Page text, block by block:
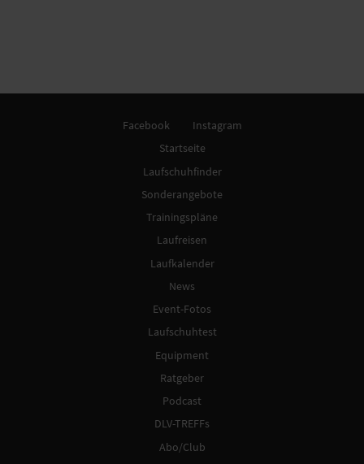
Facebook
Instagram
Startseite
Laufschuhfinder
Sonderangebote
Trainingspläne
Laufreisen
Laufkalender
News
Event-Fotos
Laufschuhtest
Equipment
Ratgeber
Podcast
DLV-TREFFs
Abo/Club